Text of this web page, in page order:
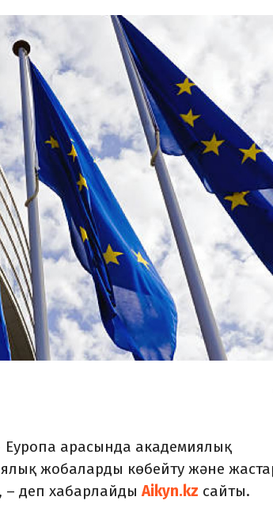
Еуропа арасында академиялық
жобаларды көбейту және
, – деп хабарлайдыAikyn.kz сайты.